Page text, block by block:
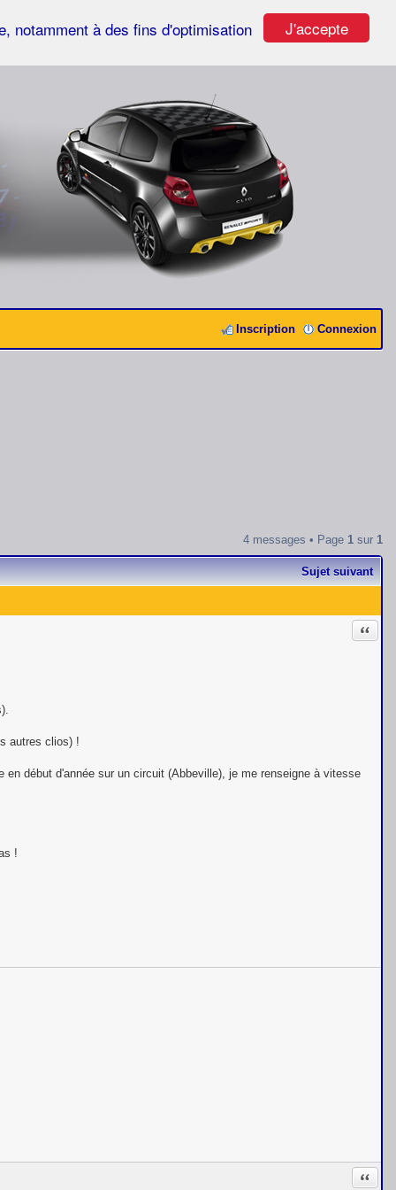
J'accepte
notamment à des fins d'optimisation
Connexion
Inscription
4 messages • Page 1 sur 1
Sujet suivant
autres clios) !
début d'année sur un circuit (Abbeville), je me renseigne à vitesse
!